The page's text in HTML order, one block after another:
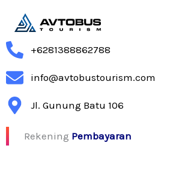
+6281388862788
info@avtobustourism.com
Jl. Gunung Batu 106
Rekening Pembayaran